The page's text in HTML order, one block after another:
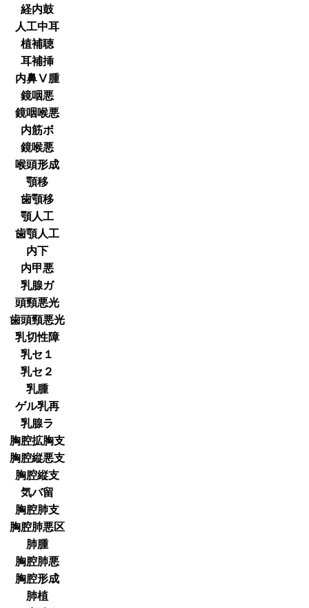
経内鼓
人工中耳
植補聴
耳補挿
内鼻Ⅴ腫
鏡咽悪
鏡咽喉悪
内筋ボ
鏡喉悪
喉頭形成
顎移
歯顎移
顎人工
歯顎人工
内下
内甲悪
乳腺ガ
頭頸悪光
歯頭頸悪光
乳切性障
乳セ１
乳セ２
乳腫
ゲル乳再
乳腺ラ
胸腔拡胸支
胸腔縦悪支
胸腔縦支
気バ留
胸腔肺支
胸腔肺悪区
肺腫
胸腔肺悪
胸腔形成
肺植